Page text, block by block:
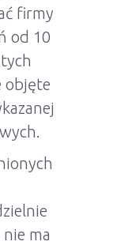
firmy
od 10
objęte
ma